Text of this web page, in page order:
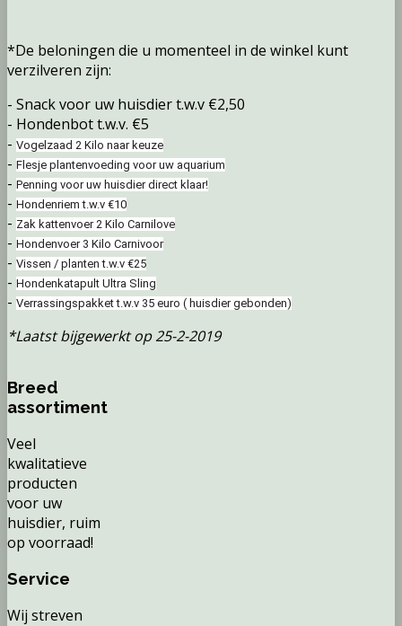
*De beloningen die u momenteel in de winkel kunt
verzilveren zijn:
- Snack voor uw huisdier t.w.v €2,50
- Hondenbot t.w.v. €5
- Vogelzaad 2 Kilo naar keuze
- Flesje plantenvoeding voor uw aquarium
- Penning voor uw huisdier direct klaar!
- Hondenriem t.w.v €10
- Zak kattenvoer 2 Kilo Carnilove
- Hondenvoer 3 Kilo Carnivoor
- Vissen / planten t.w.v €25
- Hondenkatapult Ultra Sling
- Verrassingspakket t.w.v 35 euro ( huisdier gebonden)
*Laatst bijgewerkt op 25-2-2019
Breed
assortiment
Veel
kwalitatieve
producten
voor uw
huisdier, ruim
op voorraad!
Service
Wij streven